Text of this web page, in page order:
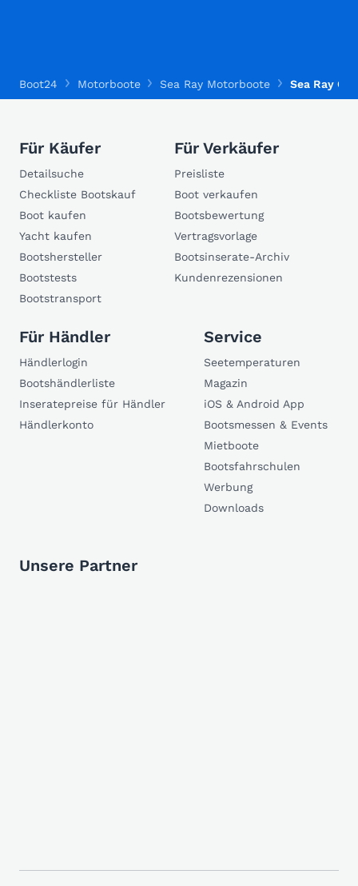
Boot24 Motorboote Sea Ray Motorboote Sea Ray CC
Für Käufer
Detailsuche
Checkliste Bootskauf
Boot kaufen
Yacht kaufen
Bootshersteller
Bootstests
Bootstransport
Für Verkäufer
Preisliste
Boot verkaufen
Bootsbewertung
Vertragsvorlage
Bootsinserate-Archiv
Kundenrezensionen
Für Händler
Händlerlogin
Bootshändlerliste
Inseratepreise für Händler
Händlerkonto
Service
Seetemperaturen
Magazin
iOS & Android App
Bootsmessen & Events
Mietboote
Bootsfahrschulen
Werbung
Downloads
Unsere Partner